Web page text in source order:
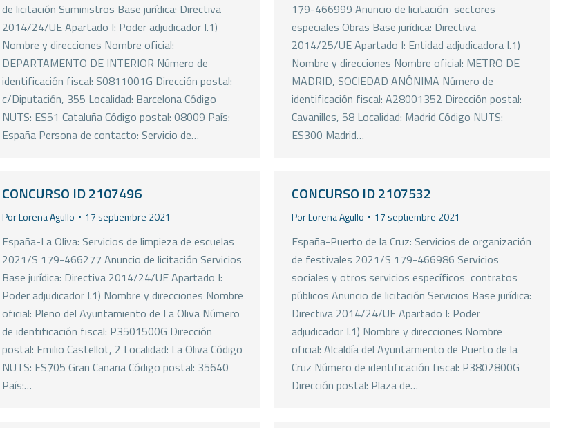
de licitación Suministros Base jurídica: Directiva
2014/24/UE Apartado I: Poder adjudicador I.1)
Nombre y direcciones Nombre oficial:
DEPARTAMENTO DE INTERIOR Número de
identificación fiscal: S0811001G Dirección postal:
c/Diputación, 355 Localidad: Barcelona Código
NUTS: ES51 Cataluña Código postal: 08009 País:
España Persona de contacto: Servicio de…
179-466999 Anuncio de licitación  sectores
especiales Obras Base jurídica: Directiva
2014/25/UE Apartado I: Entidad adjudicadora I.1)
Nombre y direcciones Nombre oficial: METRO DE
MADRID, SOCIEDAD ANÓNIMA Número de
identificación fiscal: A28001352 Dirección postal:
Cavanilles, 58 Localidad: Madrid Código NUTS:
ES300 Madrid…
CONCURSO ID 2107496
PorLorena Agullo 17 septiembre 2021
España-La Oliva: Servicios de limpieza de escuelas
2021/S 179-466277 Anuncio de licitación Servicios
Base jurídica: Directiva 2014/24/UE Apartado I:
Poder adjudicador I.1) Nombre y direcciones Nombre
oficial: Pleno del Ayuntamiento de La Oliva Número
de identificación fiscal: P3501500G Dirección
postal: Emilio Castellot, 2 Localidad: La Oliva Código
NUTS: ES705 Gran Canaria Código postal: 35640
País:…
CONCURSO ID 2107532
PorLorena Agullo 17 septiembre 2021
España-Puerto de la Cruz: Servicios de organización
de festivales 2021/S 179-466986 Servicios
sociales y otros servicios específicos  contratos
públicos Anuncio de licitación Servicios Base jurídica:
Directiva 2014/24/UE Apartado I: Poder
adjudicador I.1) Nombre y direcciones Nombre
oficial: Alcaldía del Ayuntamiento de Puerto de la
Cruz Número de identificación fiscal: P3802800G
Dirección postal: Plaza de…